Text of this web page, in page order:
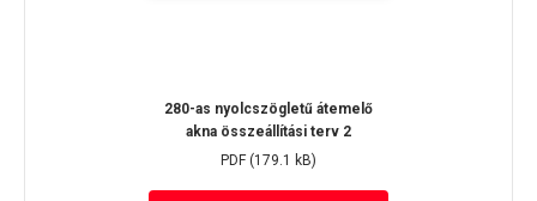
280-as nyolcszögletű átemelő
akna összeállítási terv 2
PDF (179.1 kB)